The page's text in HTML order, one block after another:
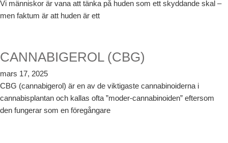
Vi människor är vana att tänka på huden som ett skyddande skal –
men faktum är att huden är ett
CANNABIGEROL (CBG)
mars 17, 2025
CBG (cannabigerol) är en av de viktigaste cannabinoiderna i
cannabisplantan och kallas ofta ”moder-cannabinoiden” eftersom
den fungerar som en föregångare